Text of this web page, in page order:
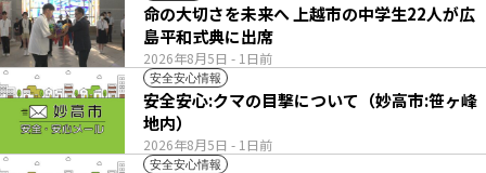
2026年8月5日 - 1日前
命の大切さを未来へ 上越市の中学生22人が広
島平和式典に出席
安全安心情報
2026年8月5日 - 1日前
安全安心:クマの目撃について（妙高市:笹ヶ峰
地内）
安全安心情報